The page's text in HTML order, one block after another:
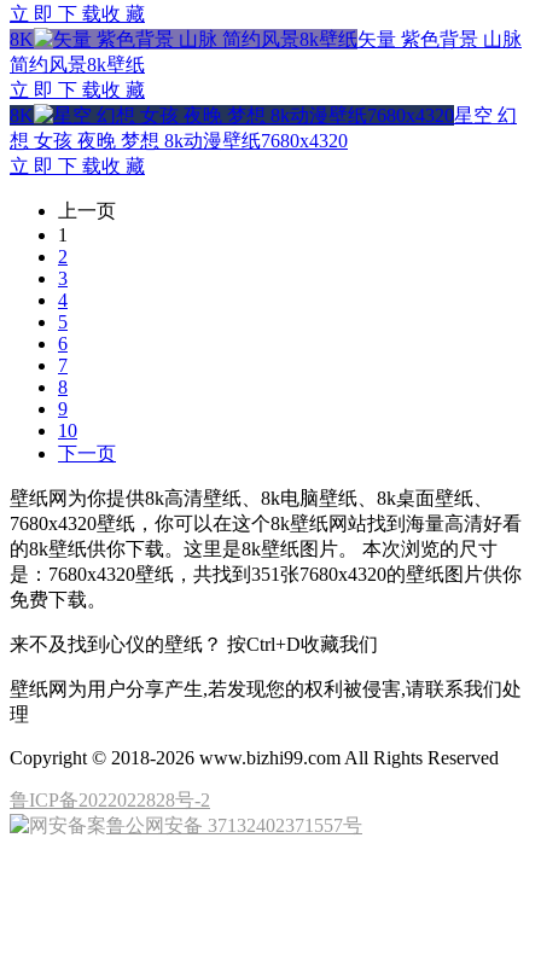
立 即 下 载收 藏
8K
矢量 紫色背景 山脉
简约风景8k壁纸
立 即 下 载收 藏
8K
星空 幻
想 女孩 夜晚 梦想 8k动漫壁纸7680x4320
立 即 下 载收 藏
上一页
1
2
3
4
5
6
7
8
9
10
下一页
壁纸网为你提供8k高清壁纸、8k电脑壁纸、8k桌面壁纸、
7680x4320壁纸，你可以在这个8k壁纸网站找到海量高清好看
的8k壁纸供你下载。这里是8k壁纸图片。 本次浏览的尺寸
是：7680x4320壁纸，共找到351张7680x4320的壁纸图片供你
免费下载。
来不及找到心仪的壁纸？ 按Ctrl+D收藏我们
壁纸网为用户分享产生,若发现您的权利被侵害,请联系我们处
理
Copyright © 2018-2026 www.bizhi99.com All Rights Reserved
鲁ICP备2022022828号-2
鲁公网安备 37132402371557号